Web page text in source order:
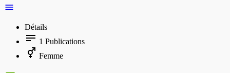
Détails
1 Publications
Femme